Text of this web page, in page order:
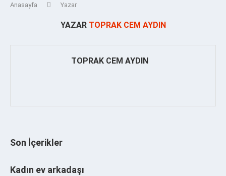
Anasayfa Yazar
YAZAR TOPRAK CEM AYDIN
TOPRAK CEM AYDIN
Son İçerikler
Kadın ev arkadaşı